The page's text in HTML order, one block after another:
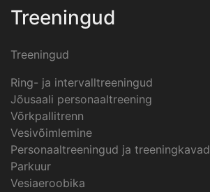
Treeningud
Treeningud
Ring- ja intervalltreeningud
Jõusaali personaaltreening
Võrkpallitrenn
Vesivõimlemine
Personaaltreeningud ja treeningkavad
Parkuur
Vesiaeroobika